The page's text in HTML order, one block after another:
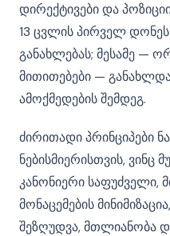
დირექტივები და
13 ცვლის პირველ
განახლებას; მესამე —
მითითებები —
ამოქმედების შემდეგ.
ძირითადი პრინციპები
ნებისმიერისთვის, ვინც
კანონიერი საფუძველი,
მონაცემების
შეზღუდვა, მთლიანობა